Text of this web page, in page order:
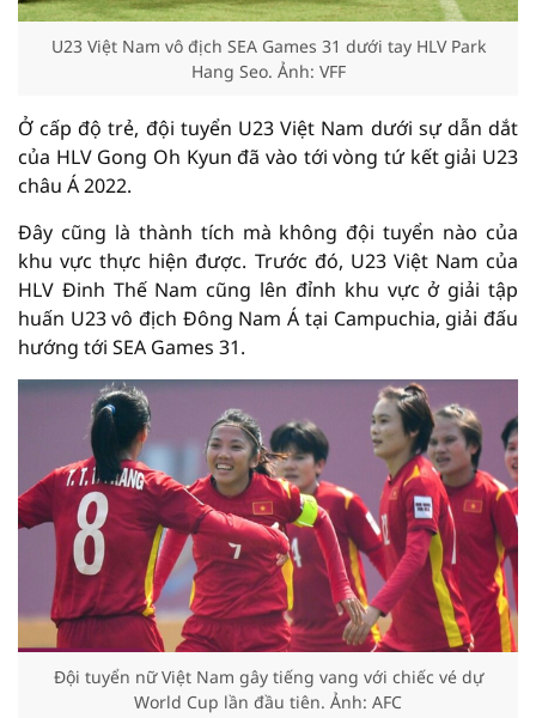
U23 Việt Nam vô địch SEA Games 31 dưới tay HLV Park
Hang Seo. Ảnh: VFF
Ở cấp độ trẻ, đội tuyển U23 Việt Nam dưới sự dẫn dắt
của HLV Gong Oh Kyun đã vào tới vòng tứ kết giải U23
châu Á 2022.
Đây cũng là thành tích mà không đội tuyển nào của
khu vực thực hiện được. Trước đó, U23 Việt Nam của
HLV Đinh Thế Nam cũng lên đỉnh khu vực ở giải tập
huấn U23 vô địch Đông Nam Á tại Campuchia, giải đấu
hướng tới SEA Games 31.
Đội tuyển nữ Việt Nam gây tiếng vang với chiếc vé dự
World Cup lần đầu tiên. Ảnh: AFC